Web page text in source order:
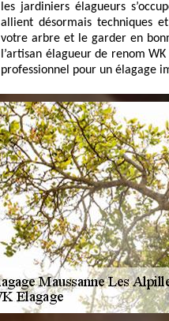
les jardiniers élagueurs
allient désormais techniques
votre arbre et le garder en
l’artisan élagueur de renom
professionnel pour un élagage